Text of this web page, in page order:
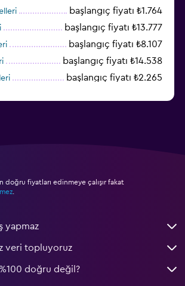
başlangıç fiyatı ₺1.764
başlangıç fiyatı ₺13.777
başlangıç fiyatı ₺8.107
başlangıç fiyatı ₺14.538
başlangıç fiyatı ₺2.265
doğru fiyatları edinmeye çalışır fakat
yapmaz
veri topluyoruz
doğru değil?